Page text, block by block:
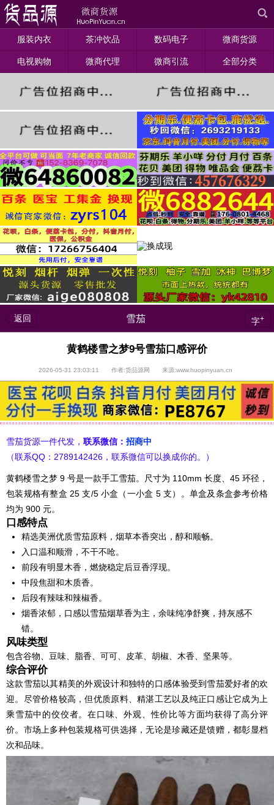
服装内衣 茶冲饮品 数码电子 微商货源
电视购物 微商代理 微商引流 全部分类
返回 雪茄 字+
黄鹤楼雪之梦9号雪茄口感评价
2026-05-31 23:03:11 作者:货品源网 来源:www.huopinyuan.cn
雪茄货源一件代发， 联系微信： 招商中
（联系QQ：2789142426，联系微信可以换成你的。）
黄鹤楼雪之梦 9 号是一款手工雪茄。尺寸为 110mm 长度、45 环径，
包装规格有整盒 25 支/5 小盒（一小盒 5 支）。单盒及条盒参考价格
均为 900 元。
口感特点
精选美洲优质雪茄原料，烟草本香突出，醇和顺畅。
入口温和顺滑，不干不呛。
前段有明显木香，燃烧稳定后豆香浮现。
中段焦甜和木质香。
后段有辣味和辣椒香。
烟香浓郁，口感以雪茄烟草香为主，余味纯净舒爽，持灰感不
错。
风味类型
包含谷物、豆味、脂香、可可、皮革、胡椒、木香、坚果等。
综合评价
这款雪茄以其精美的外观设计和独特的口感体验受到雪茄爱好者的欢
迎。尽管价格较高，但优质原料、精湛工艺以及纯正口感让它成为上
乘雪茄中的佼佼者。在口味、外观、性价比等方面均获得了高分评
价。市场上多种包装规格可供选择，无论是珍藏还是馈赠，都彰显档
次和品味。